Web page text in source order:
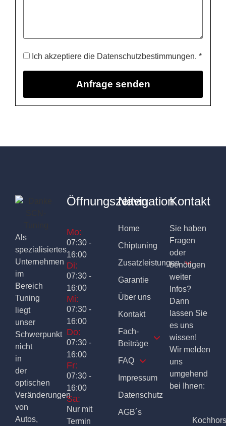
Ich akzeptiere die Datenschutzbestimmungen. *
Als
spezialisiertes
Unternehmen
im
Bereich
Tuning
liegt
unser
Schwerpunkt
nicht
in
der
optischen
Veränderungen
von
Autos,
Öffnungszeiten
Mo:
07:30 -
16:00
Di:
07:30 -
16:00
Mi:
07:30 -
16:00
Do:
07:30 -
16:00
Fr:
07:30 -
16:00
Sa:
Nur mit
Termin
Navigation
Home
Chiptuning
Zusatzleistungen
Garantie
Über uns
Kontakt
Fach-
Beiträge
FAQ
Impressum
Datenschutz
AGB´s
Kontakt
Sie haben
Fragen
oder
benötigen
weiter
Infos?
Dann
lassen Sie
es uns
wissen!
Wir melden
uns
umgehend
bei Ihnen: